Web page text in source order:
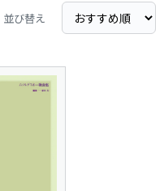
並び替え